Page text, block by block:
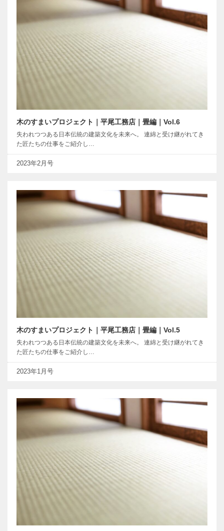
木のすまいプロジェクト｜平尾工務店｜畳編｜Vol.6
失われつつある日本伝統の建築文化を未来へ。 連綿と受け継がれてき
た匠たちの仕事をご紹介し…
2023年2月号
木のすまいプロジェクト｜平尾工務店｜畳編｜Vol.5
失われつつある日本伝統の建築文化を未来へ。 連綿と受け継がれてき
た匠たちの仕事をご紹介し…
2023年1月号